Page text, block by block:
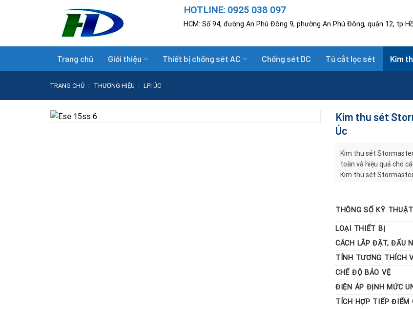
HOTLINE: 0925 038 097
HCM: Số 94, đường An Phú Đông 9, phường An Phú Đông, quận 12, tp
Trang chủ Giới thiệu Thiết bị chống sét AC Chống sét DC Tủ cắt lọc sét Kim
TRANG CHỦ / THƯƠNG HIỆU / LPI ÚC
Kim thu sét
Úc
Kim thu sét
toàn và hiệu quả cho
Kim thu sét
người và thiết bị.
THÔNG SỐ KỸ THUẬT
LOẠI THIẾT BỊ
CÁCH LẮP ĐẶT, ĐẤU
TÍNH TƯƠNG THÍCH
CHẾ ĐỘ BẢO VỆ
ĐIỆN ÁP ĐỊNH MỨC
TÍCH HỢP TIẾP ĐIỂM